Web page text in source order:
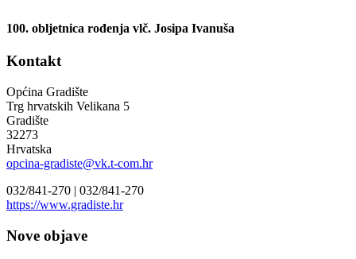
100. obljetnica rođenja vlč. Josipa Ivanuša
Kontakt
Općina Gradište
Trg hrvatskih Velikana 5
Gradište
32273
Hrvatska
opcina-gradiste@vk.t-com.hr
032/841-270 | 032/841-270
https://www.gradiste.hr
Nove objave